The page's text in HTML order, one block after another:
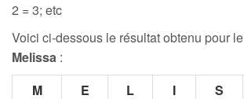
2 = 3; etc
Voici ci-dessous le résultat obtenu pour le
Melissa :
M
E L I S